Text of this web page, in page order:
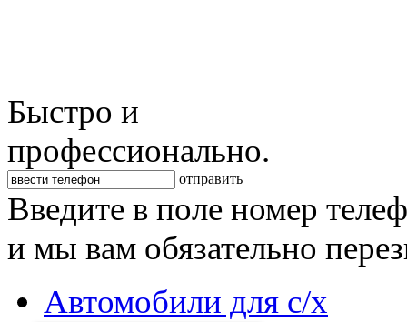
Быстро и
профессионально.
отправить
Введите в поле номер
и мы вам обязательно
Автомобили для с/х